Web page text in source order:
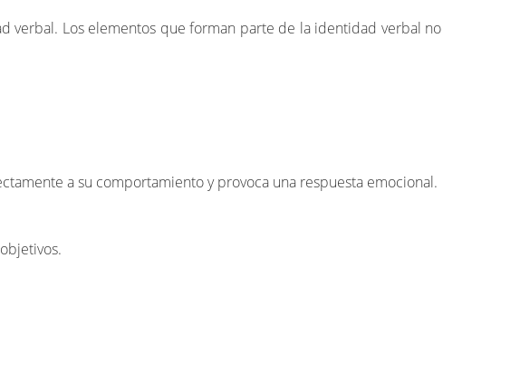
verbal. Los elementos que forman parte de la identidad verbal no
a su comportamiento y provoca una respuesta emocional.